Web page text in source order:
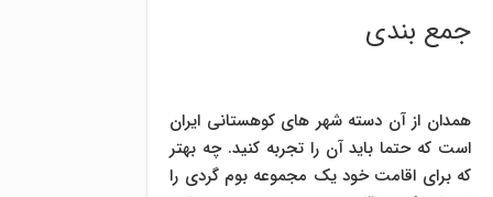
جمع بندی
همدان از آن دسته شهر های کوهستانی ایران
است که حتما باید آن را تجربه کنید. چه بهتر
که برای اقامت خود یک مجموعه بوم گردی را